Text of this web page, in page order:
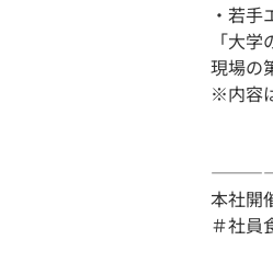
・若
「大
現場の
※内容
本社開
＃社